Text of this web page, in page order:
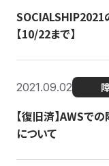
SOCIALSHIP2021
【10/22まで】
2021.09.02
【復旧済】AWSで
について